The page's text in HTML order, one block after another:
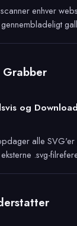
enhver
Grabber
og
alle
.svg-